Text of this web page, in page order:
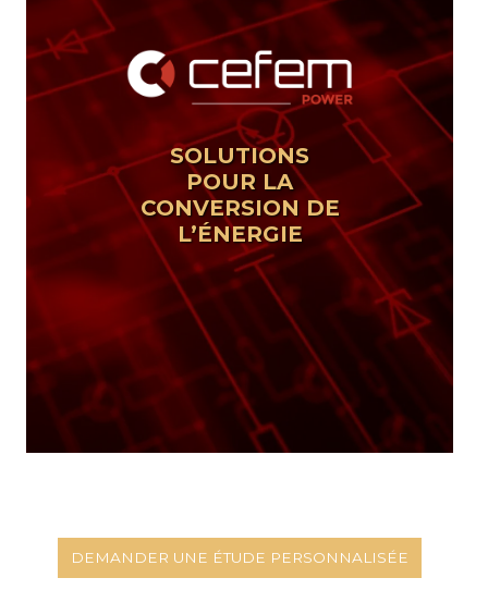
SOLUTIONS
POUR LA
CONVERSION DE
L’ÉNERGIE
DEMANDER UNE ÉTUDE PERSONNALISÉE